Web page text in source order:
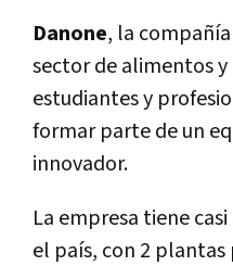
Danone, la
sector de alimentos
estudiantes y
formar parte de un
innovador.
La empresa tiene
el país, con 2